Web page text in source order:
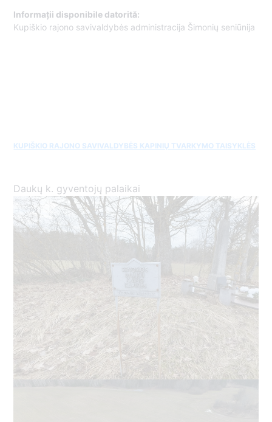
Informații disponibile datorită:
Kupiškio rajono savivaldybės administracija Šimonių seniūnija
KUPIŠKIO RAJONO SAVIVALDYBĖS KAPINIŲ TVARKYMO TAISYKLĖS
Daukų k. gyventojų palaikai